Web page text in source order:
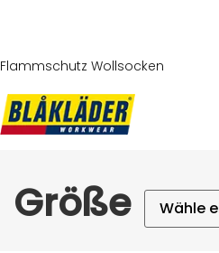
Flammschutz Wollsocken
Größe